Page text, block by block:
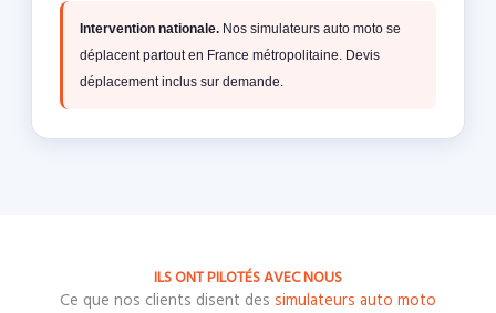
Intervention nationale. Nos simulateurs auto moto se
déplacent partout en France métropolitaine. Devis
déplacement inclus sur demande.
ILS ONT PILOTÉS AVEC NOUS
Ce que nos clients disent des simulateurs auto moto